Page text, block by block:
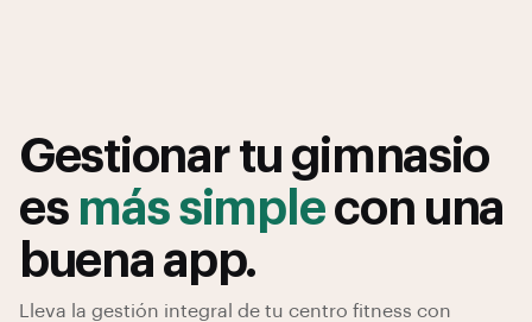
Gestionar tu gimnasio
es más simplecon una
buena app.
Lleva la gestión integral de tu centro fitness con